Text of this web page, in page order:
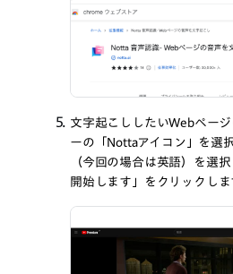
文字起こししたいWebペー
ーの「Nottaアイコン」を選
（今回の場合は英語）を選
開始します」をクリックしま